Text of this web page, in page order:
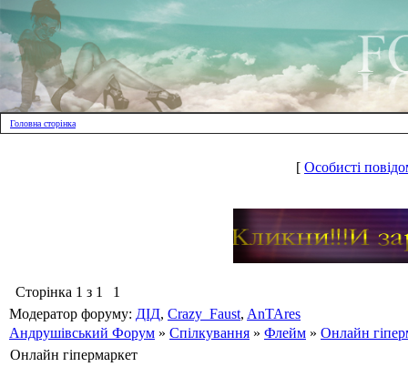
Головна сторінка
[ Особисті
Сторінка 1 з 1
1
Модератор форуму: ДІД, Crazy_Faust, AnTAres
Андрушівський Форум » Спілкування » Флейм » Онлайн
Онлайн гіпермаркет